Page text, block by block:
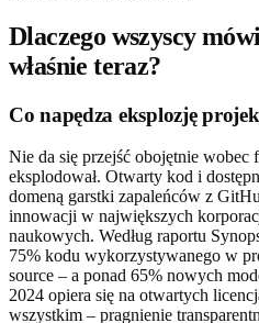
Dlaczego wszyscy
właśnie teraz?
Co napędza eksplozję
Nie da się przejść obojętnie wobec
eksplodował. Otwarty kod i
domeną garstki zapaleńców z
innowacji w największych
naukowych. Według raportu
75% kodu wykorzystywanego w
source – a ponad 65% nowych
2024 opiera się na otwartych
wszystkim – pragnienie